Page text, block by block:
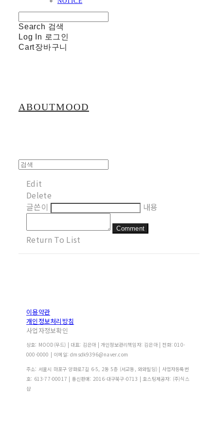
Search 검색
Log In 로그인
Cart장바구니
ABOUTMOOD
Edit
Delete
글쓴이
내용
Comment
Return To List
이용약관
개인정보처리방침
사업자정보확인
상호: MOOD(무드) | 대표: 김은아 | 개인정보관리책임자: 김은아 | 전화: 010-
000-0000 | 이메일: dmsdk9396@naver.com
주소: 서울시 마포구 양화로7길 6-5, 2동 5층 (서교동, 와와빌딩) | 사업자등록번
호: 613-77-00017 | 통신판매: 2016-대구북구-0713 | 호스팅제공자: (주)식스
샵